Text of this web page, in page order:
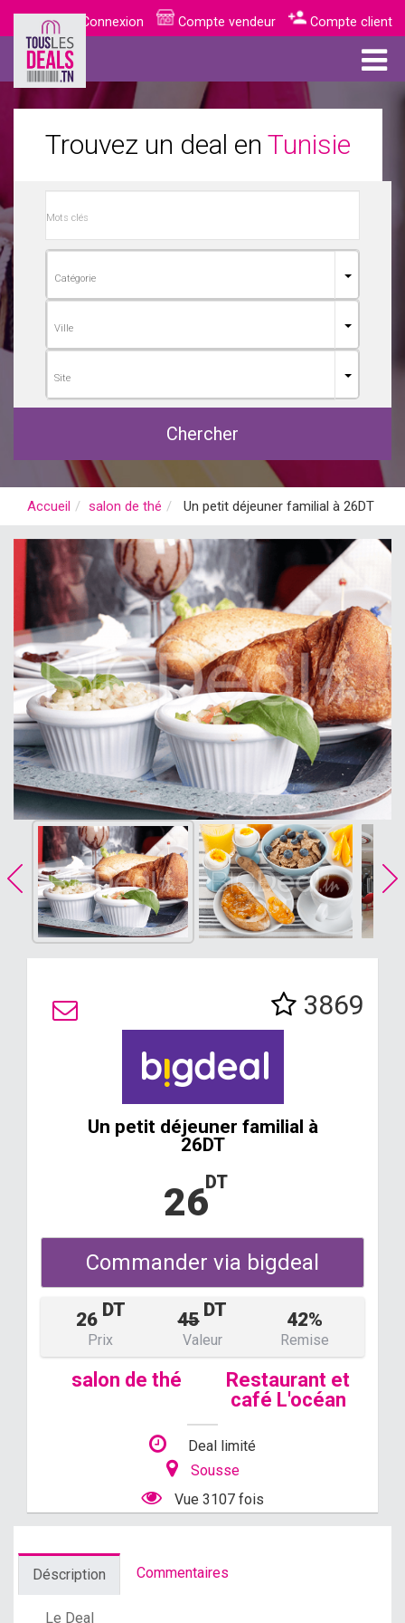
Connexion Compte vendeur Compte client
Trouvez un deal en Tunisie
Chercher
Accueil salon de thé Un petit déjeuner familial à 26DT
3869
Un petit déjeuner familial à
26DT
26DT
Commander via bigdeal
26 DT 45 DT 42%
Prix Valeur Remise
salon de thé
Restaurant et
café L'océan
Deal limité
Sousse
Vue 3107 fois
Déscription Commentaires
Le Deal